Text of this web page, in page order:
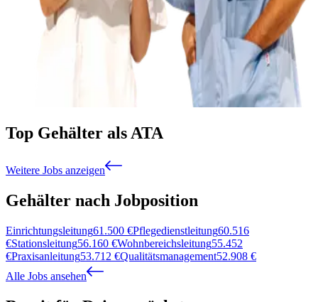
Top Gehälter als ATA
Weitere Jobs anzeigen
Gehälter nach Jobposition
Einrichtungsleitung61.500 €Pflegedienstleitung60.516
€Stationsleitung56.160 €Wohnbereichsleitung55.452
€Praxisanleitung53.712 €Qualitätsmanagement52.908 €
Alle Jobs ansehen